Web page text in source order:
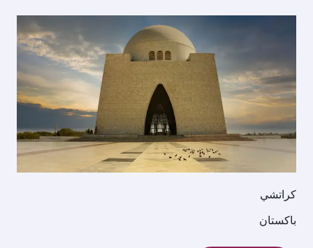
كراتشي
باكستان